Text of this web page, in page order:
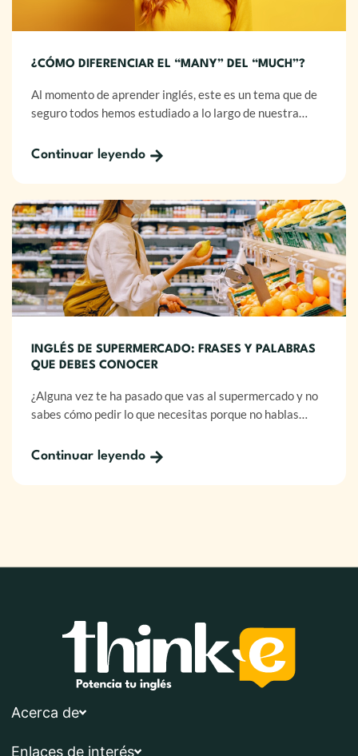
¿CÓMO DIFERENCIAR EL “MANY” DEL “MUCH”?
Al momento de aprender inglés, este es un tema que de
seguro todos hemos estudiado a lo largo de nuestra…
Continuar leyendo
INGLÉS DE SUPERMERCADO: FRASES Y PALABRAS
QUE DEBES CONOCER
¿Alguna vez te ha pasado que vas al supermercado y no
sabes cómo pedir lo que necesitas porque no hablas…
Continuar leyendo
Acerca de
Enlaces de interés